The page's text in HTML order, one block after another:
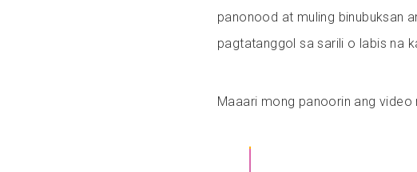
panonood at muling binubuksan
pagtatanggol sa sarili o labis na
Maaari mong panoorin ang